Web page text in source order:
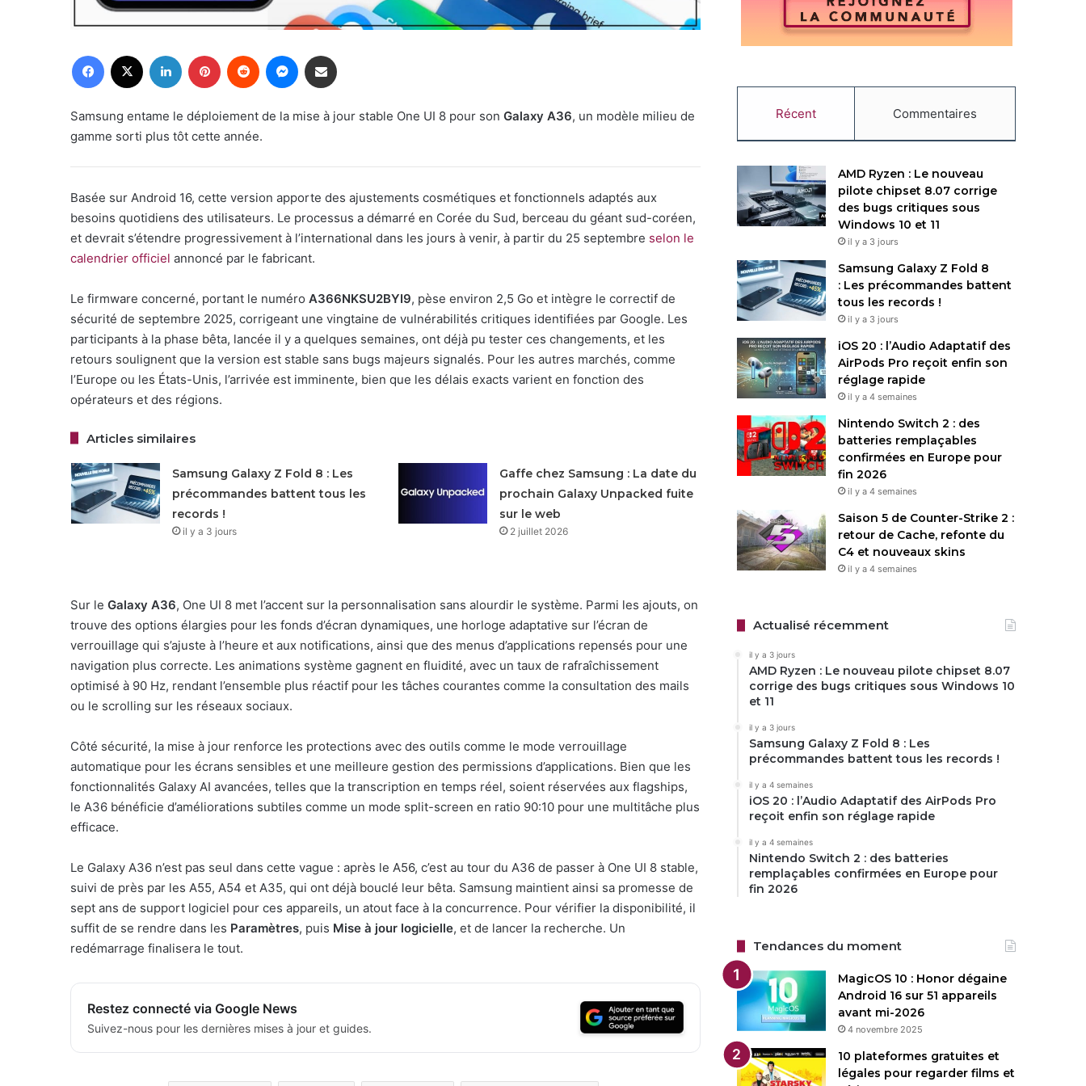
Facebook Linkedin Pinterest Reddit Messenger
Samsung entame le déploiement de la mise à jour stable One UI 8 pour son Galaxy A36, un modèle milieu de
gamme sorti plus tôt cette année.
Basée sur Android 16, cette version apporte des ajustements cosmétiques et fonctionnels adaptés aux
besoins quotidiens des utilisateurs. Le processus a démarré en Corée du Sud, berceau du géant sud-coréen,
et devrait s’étendre progressivement à l’international dans les jours à venir, à partir du 25 septembre selon le
calendrier officiel annoncé par le fabricant.
Le firmware concerné, portant le numéro A366NKSU2BYI9, pèse environ 2,5 Go et intègre le correctif de
sécurité de septembre 2025, corrigeant une vingtaine de vulnérabilités critiques identifiées par Google. Les
participants à la phase bêta, lancée il y a quelques semaines, ont déjà pu tester ces changements, et les
retours soulignent que la version est stable sans bugs majeurs signalés. Pour les autres marchés, comme
l’Europe ou les États-Unis, l’arrivée est imminente, bien que les délais exacts varient en fonction des
opérateurs et des régions.
Articles similaires
Samsung Galaxy Z Fold 8 : Les
précommandes battent tous les
records !
il y a 3 jours
Gaffe chez Samsung : La date du
prochain Galaxy Unpacked fuite
sur le web
2 juillet 2026
Sur le Galaxy A36, One UI 8 met l’accent sur la personnalisation sans alourdir le système. Parmi les ajouts, on
trouve des options élargies pour les fonds d’écran dynamiques, une horloge adaptative sur l’écran de
verrouillage qui s’ajuste à l’heure et aux notifications, ainsi que des menus d’applications repensés pour une
navigation plus correcte. Les animations système gagnent en fluidité, avec un taux de rafraîchissement
optimisé à 90 Hz, rendant l’ensemble plus réactif pour les tâches courantes comme la consultation des mails
ou le scrolling sur les réseaux sociaux.
Côté sécurité, la mise à jour renforce les protections avec des outils comme le mode verrouillage
automatique pour les écrans sensibles et une meilleure gestion des permissions d’applications. Bien que les
fonctionnalités Galaxy AI avancées, telles que la transcription en temps réel, soient réservées aux flagships,
le A36 bénéficie d’améliorations subtiles comme un mode split-screen en ratio 90:10 pour une multitâche plus
efficace.
Le Galaxy A36 n’est pas seul dans cette vague : après le A56, c’est au tour du A36 de passer à One UI 8 stable,
suivi de près par les A55, A54 et A35, qui ont déjà bouclé leur bêta. Samsung maintient ainsi sa promesse de
sept ans de support logiciel pour ces appareils, un atout face à la concurrence. Pour vérifier la disponibilité, il
suffit de se rendre dans les Paramètres, puis Mise à jour logicielle, et de lancer la recherche. Un
redémarrage finalisera le tout.
Restez connecté via Google News
Suivez-nous pour les dernières mises à jour et guides.
Récent Commentaires
AMD Ryzen : Le nouveau
pilote chipset 8.07 corrige
des bugs critiques sous
Windows 10 et 11
il y a 3 jours
Samsung Galaxy Z Fold 8
: Les précommandes battent
tous les records !
il y a 3 jours
iOS 20 : l’Audio Adaptatif des
AirPods Pro reçoit enfin son
réglage rapide
il y a 4 semaines
Nintendo Switch 2 : des
batteries remplaçables
confirmées en Europe pour
fin 2026
il y a 4 semaines
Saison 5 de Counter-Strike 2 :
retour de Cache, refonte du
C4 et nouveaux skins
il y a 4 semaines
Actualisé récemment
il y a 3 jours
AMD Ryzen : Le nouveau pilote chipset 8.07
corrige des bugs critiques sous Windows 10
et 11
il y a 3 jours
Samsung Galaxy Z Fold 8 : Les
précommandes battent tous les records !
il y a 4 semaines
iOS 20 : l’Audio Adaptatif des AirPods Pro
reçoit enfin son réglage rapide
il y a 4 semaines
Nintendo Switch 2 : des batteries
remplaçables confirmées en Europe pour
fin 2026
Tendances du moment
MagicOS 10 : Honor dégaine
Android 16 sur 51 appareils
avant mi-2026
4 novembre 2025
10 plateformes gratuites et
légales pour regarder films et